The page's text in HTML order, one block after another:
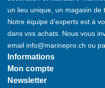
un lieu unique, un magasin de
Notre équipe d’experts est à
dans vos achats. Nous vous
email info@marinepro.ch ou
Informations
Mon compte
Newsletter